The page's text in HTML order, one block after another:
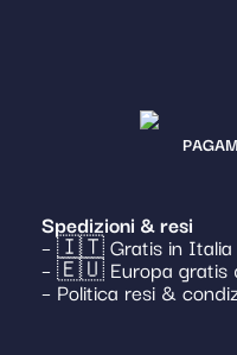
Spedizioni & resi
– 🇮🇹 Gratis in Italia
– 🇪🇺 Europa gratis
– Politica resi &